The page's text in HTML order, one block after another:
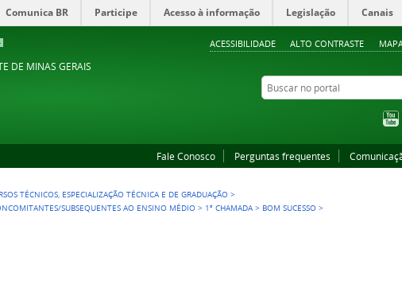
ACESSIBILIDADE ALTO CONTRASTE
Comunica BR Participe Acesso à informação Legislação Canais
DE MINAS GERAIS
Buscar no portal
Fale Conosco Perguntas frequentes
TÉCNICOS, ESPECIALIZAÇÃO TÉCNICA E DE GRADUAÇÃO >
SUBSEQUENTES AO ENSINO MÉDIO > 1ª CHAMADA > BOM SUCESSO >